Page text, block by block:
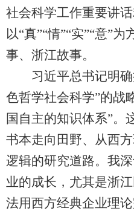
社会科学工作重要讲
以“真”“情”“实”“意”
事、浙江故事。
习近平总书记明确
色哲学社会科学”的战
国自主的知识体系”。
书本走向田野、从西
逻辑的研究道路。我
业的成长，尤其是浙
法用西方经典企业理